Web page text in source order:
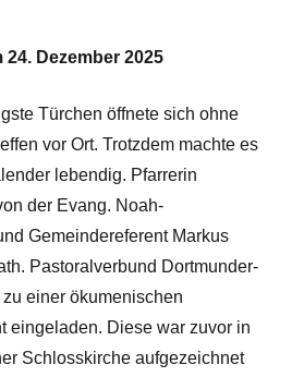
24. Dezember 2025
Türchen öffnete sich ohne
vor Ort. Trotzdem machte es
lebendig. Pfarrerin
der Evang. Noah-
Gemeindereferent Markus
Pastoralverbund Dortmunder-
einer ökumenischen
eingeladen. Diese war zuvor in
Schlosskirche aufgezeichnet